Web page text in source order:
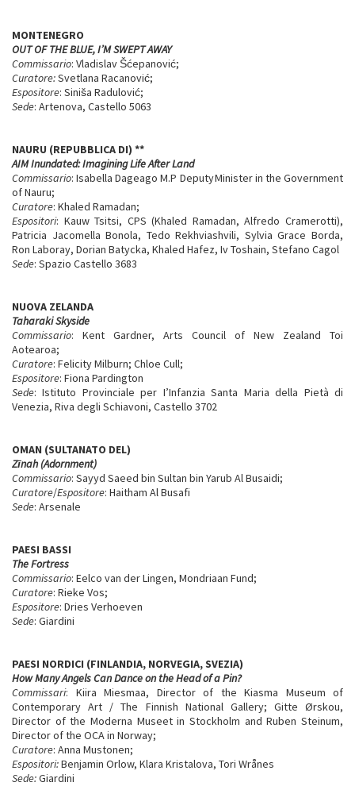
MONTENEGRO
OUT OF THE BLUE, I’M SWEPT AWAY
Commissario: Vladislav Šćepanović;
Curatore:Svetlana Racanović;
Espositore: Siniša Radulović;
Sede: Artenova, Castello 5063
NAURU (REPUBBLICA DI) **
AIM Inundated: Imagining Life After Land
Commissario: Isabella Dageago M.P Deputy Minister in the Government
of Nauru;
Curatore: Khaled Ramadan;
Espositori: Kauw Tsitsi, CPS (Khaled Ramadan, Alfredo Cramerotti),
Patricia Jacomella Bonola, Tedo Rekhviashvili, Sylvia Grace Borda,
Ron Laboray, Dorian Batycka, Khaled Hafez, Iv Toshain, Stefano Cagol
Sede: Spazio Castello 3683
NUOVA ZELANDA
Taharaki Skyside
Commissario: Kent Gardner, Arts Council of New Zealand Toi
Aotearoa;
Curatore: Felicity Milburn; Chloe Cull;
Espositore: Fiona Pardington
Sede: Istituto Provinciale per I’Infanzia Santa Maria della Pietà di
Venezia, Riva degli Schiavoni, Castello 3702
OMAN (SULTANATO DEL)
Zīnah (Adornment)
Commissario: Sayyd Saeed bin Sultan bin Yarub Al Busaidi;
Curatore/Espositore: Haitham Al Busafi
Sede: Arsenale
PAESI BASSI
The Fortress
Commissario: Eelco van der Lingen, Mondriaan Fund;
Curatore: Rieke Vos;
Espositore: Dries Verhoeven
Sede: Giardini
PAESI NORDICI (FINLANDIA, NORVEGIA, SVEZIA)
How Many Angels Can Dance on the Head of a Pin?
Commissari: Kiira Miesmaa, Director of the Kiasma Museum of
Contemporary Art / The Finnish National Gallery; Gitte Ørskou,
Director of the Moderna Museet in Stockholm and Ruben Steinum,
Director of the OCA in Norway;
Curatore: Anna Mustonen;
Espositori:Benjamin Orlow, Klara Kristalova, Tori Wrånes
Sede:Giardini